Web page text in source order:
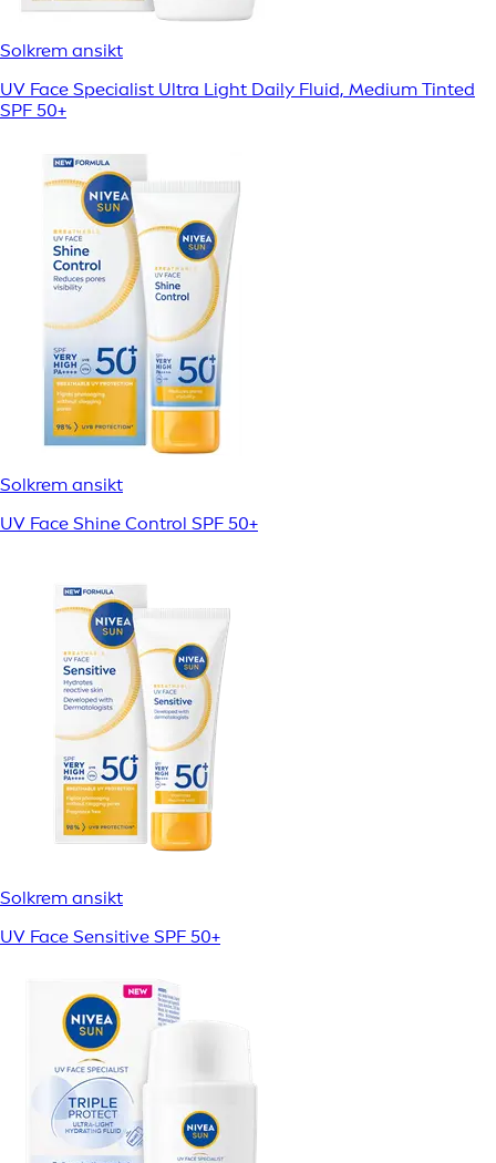
Solkrem ansikt
UV Face Specialist Ultra Light Daily Fluid, Medium Tinted
SPF 50+
Solkrem ansikt
UV Face Shine Control SPF 50+
Solkrem ansikt
UV Face Sensitive SPF 50+